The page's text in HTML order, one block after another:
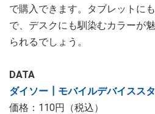
で購入できます。タブレットに
で、デスクにも馴染むカラーが
られるでしょう。
DATA
ダイソー┃モバイルデバイスス
価格：110円（税込）